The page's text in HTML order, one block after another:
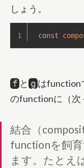
しょう。
const
f と g はfunction
のfunctionに（次
結合（
functionを飼
ます。たとえ